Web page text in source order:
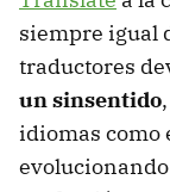
siempre igual
traductores
un sinsentido
idiomas como